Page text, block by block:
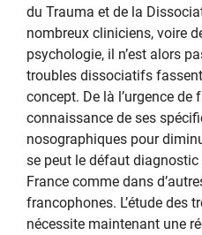
du Trauma et de la
nombreux cliniciens, voire
psychologie, il n’est alors
troubles dissociatifs
concept. De là l’urgence de
connaissance de ses
nosographiques pour
se peut le défaut diagnostic
France comme dans
francophones. L’étude des
nécessite maintenant une